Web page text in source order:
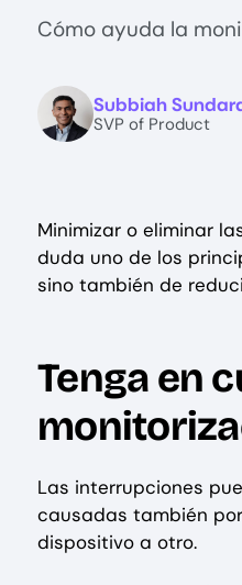
Cómo ayuda la
ImageSubbiah
SVP of Product
Minimizar o eliminar
duda uno de los
sino también de
Tenga en
Las interrupciones
causadas también
dispositivo a otro.